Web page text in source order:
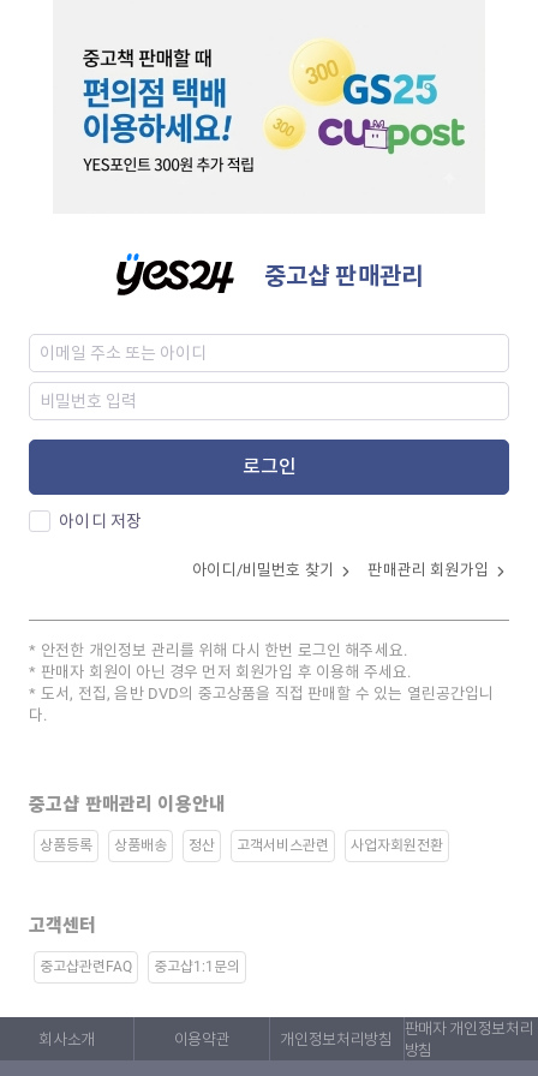
중고샵 판매관리
로그인
아이디 저장
아이디/비밀번호 찾기 판매관리 회원가입
안전한 개인정보 관리를 위해 다시 한번 로그인 해주세요.
판매자 회원이 아닌 경우 먼저 회원가입 후 이용해 주세요.
도서, 전집, 음반 DVD의 중고상품을 직접 판매할 수 있는 열린공간입니
다.
중고샵 판매관리 이용안내
상품등록 상품배송 정산 고객서비스관련 사업자회원전환
고객센터
중고샵관련FAQ 중고샵1:1문의
회사소개 이용약관 개인정보처리방침
판매자 개인정보처리
방침